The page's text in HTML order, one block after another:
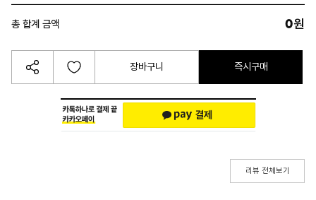
총 합계 금액 0원
장바구니 즉시구매
리뷰 전체보기